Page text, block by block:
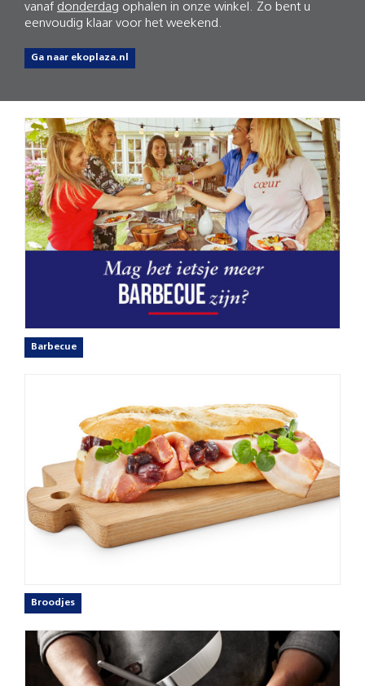
vanaf donderdag ophalen in onze winkel. Zo bent u
eenvoudig klaar voor het weekend.
Ga naar ekoplaza.nl
Barbecue
Broodjes